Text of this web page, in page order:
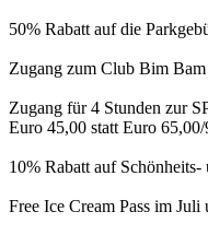
50% Rabatt auf die
Zugang zum Club Bim
Zugang für 4 Stunden zur
Euro 45,00 statt Euro
10% Rabatt auf Schönheits-
Free Ice Cream Pass im